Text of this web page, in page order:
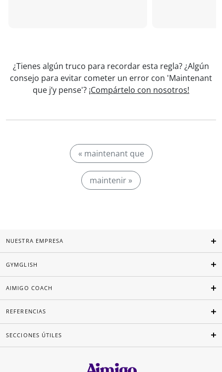
¿Tienes algún truco para recordar esta regla? ¿Algún
consejo para evitar cometer un error con 'Maintenant
que j’y pense'? ¡Compártelo con nosotros!
« maintenant que
maintenir »
NUESTRA EMPRESA
GYMGLISH
AIMIGO COACH
REFERENCIAS
SECCIONES ÚTILES